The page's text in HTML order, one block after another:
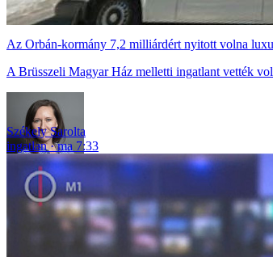
Az Orbán-kormány 7,2 milliárdért nyitott volna
A Brüsszeli Magyar Ház melletti ingatlant vették
Székely Sarolta
ingatlan
ma 7:33